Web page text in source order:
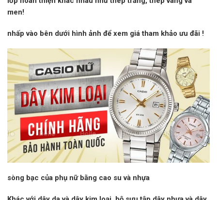
men!
nhấp vào bên dưới hình ảnh để xem giá tham khảo ưu đãi !
sòng bạc của phụ nữ bằng cao su và nhựa